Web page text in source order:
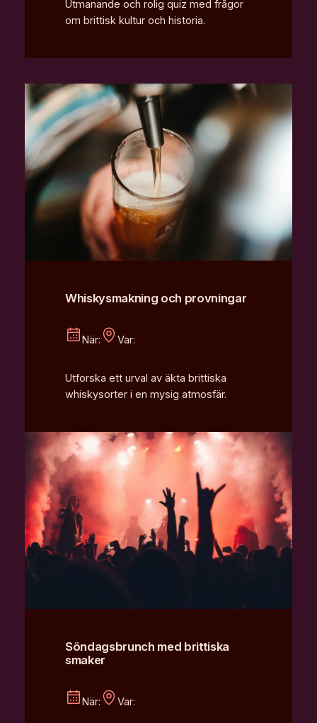
Utmanande och rolig quiz med frågor
om brittisk kultur och historia.
Whiskysmakning och provningar
När: Var:
Utforska ett urval av äkta brittiska
whiskysorter i en mysig atmosfär.
Söndagsbrunch med brittiska
smaker
När: Var: